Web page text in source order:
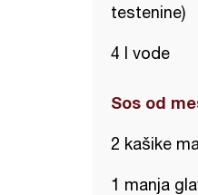
testenine)
4 l vode
Sos od
2 kašike
1 manja